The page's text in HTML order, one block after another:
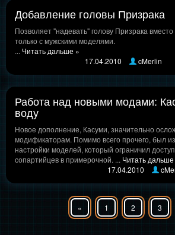
Добавление головы Призрака
Позволяет "надевать" голову Призрака
только с мужскими моделями.
... Читать дальше »
17.04.2010
cMerlin
Работа над новыми модами:
воду
Новое дополнение, Касуми, значительно
модификаторам. Помимо всего прочего, был
настройки моделей, который ограничил
сопартийцев в примерочной. ... Читать дальше
17.04.2010
« 1 2 3